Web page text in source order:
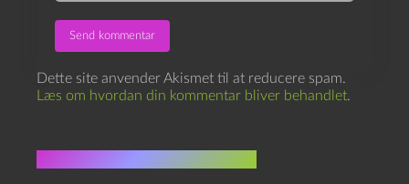
Dette site anvender Akismet til at reducere spam.
Læs om hvordan din kommentar bliver behandlet.